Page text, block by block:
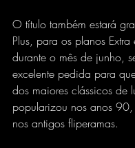
O título também estará
Plus, para os planos Extra
durante o mês de junho,
excelente pedida para
dos maiores clássicos de
popularizou nos anos
nos antigos fliperamas.